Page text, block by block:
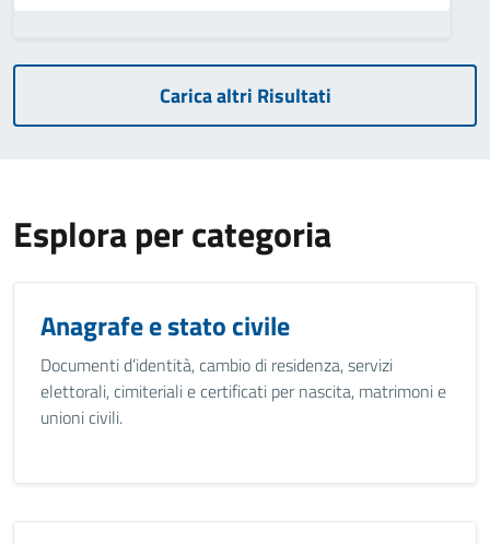
Carica altri Risultati
Esplora per categoria
Anagrafe e stato civile
Documenti d’identità, cambio di residenza, servizi
elettorali, cimiteriali e certificati per nascita, matrimoni e
unioni civili.